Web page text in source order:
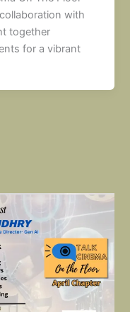
with
together
for a vibrant